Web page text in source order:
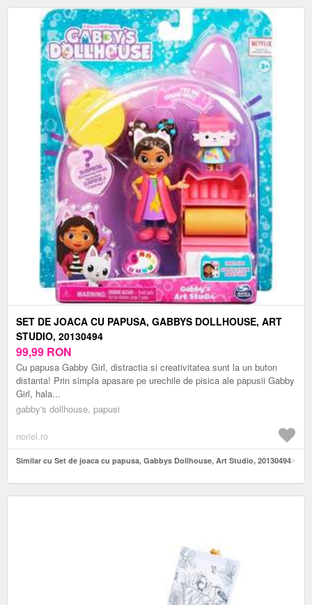
SET DE JOACA CU PAPUSA, GABBYS DOLLHOUSE, ART
STUDIO, 20130494
99,99 RON
Cu papusa Gabby Girl, distractia si creativitatea sunt la un buton
distanta! Prin simpla apasare pe urechile de pisica ale papusii Gabby
Girl, hala...
gabby's dollhouse, papusi
noriel.ro
Similar cu Set de joaca cu papusa, Gabbys Dollhouse, Art Studio, 20130494